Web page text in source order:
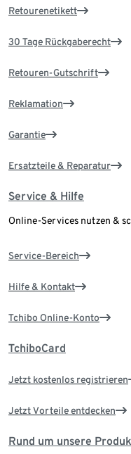
Retourenetikett
30 Tage Rückgaberecht
Retouren-Gutschrift
Reklamation
Garantie
Ersatzteile & Reparatur
Service & Hilfe
Online-Services nutzen &
Service-Bereich
Hilfe & Kontakt
Tchibo Online-Konto
TchiboCard
Jetzt kostenlos registrieren
Jetzt Vorteile entdecken
Rund um unsere